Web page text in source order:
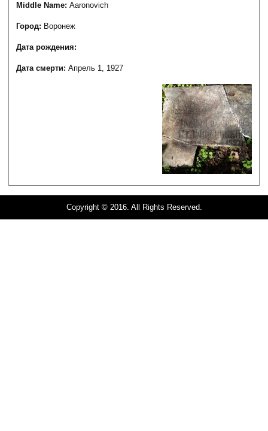
Middle Name:Aaronovich
Город: Воронеж
Дата рождения:
Дата смерти:Апрель 1, 1927
Copyright © 2016. All Rights Reserved.